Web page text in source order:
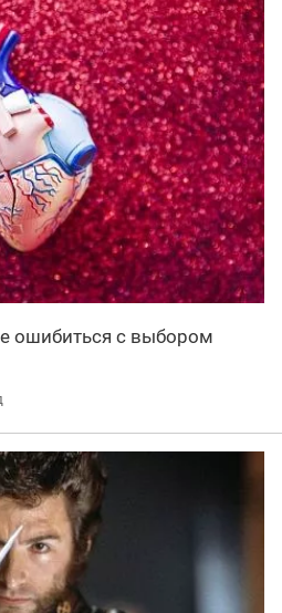
ошибиться с выбором